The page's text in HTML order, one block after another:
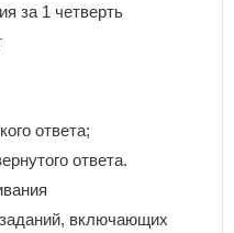
за 1 четверть
ответа;
ответа.
включающих